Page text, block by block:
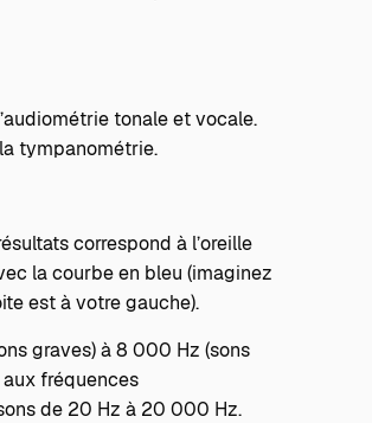
tonale et vocale.
tympanométrie.
correspond à l’oreille
la courbe en bleu (imaginez
est à votre gauche).
graves) à 8 000 Hz (sons
fréquences
de 20 Hz à 20 000 Hz.